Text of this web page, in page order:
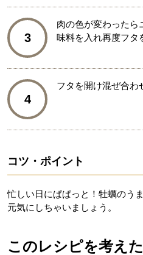
3
肉の色が変わったら
味料を入れ再度フタ
4
フタを開け混ぜ合わ
コツ・ポイント
忙しい日にぱぱっと！牡蠣のう
元気にしちゃいましょう。
このレシピを考え